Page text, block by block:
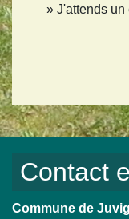
J'attends un
Contact
Commune de